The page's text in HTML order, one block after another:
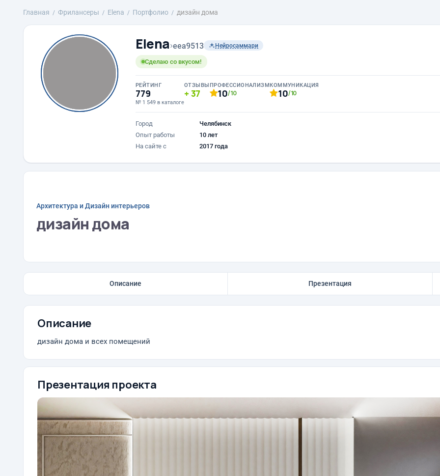
Главная Фрилансеры Elena Портфолио дизайн дома
Elena›eea9513 Нейросаммари
Сделаю со вкусом!
РЕЙТИНГ
779
№ 1 549 в каталоге
ОТЗЫВЫ
37
ПРОФЕССИОНАЛИЗМ
10/10
КОММУНИКАЦИЯ
10/10
Город
Челябинск
Опыт работы
10 лет
На сайте с
2017 года
Архитектура и Дизайн интерьеров
дизайн дома
Описание Презентация
Описание
дизайн дома и всех помещений
Презентация проекта